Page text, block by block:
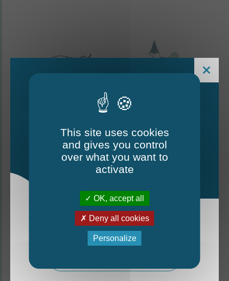
CONTACTEZ-NOUS
6 rue de la Harderie, 49220 Thorigné d’Anjou
Lundi, mardi, vendredi : de 9 h à 12 h
Le Mag - édition estivale
La nouvelle édition du Mag est arrivée!
This site uses cookies
and gives you control
over what you want to
activate
OK, accept all
Deny all cookies
Personalize